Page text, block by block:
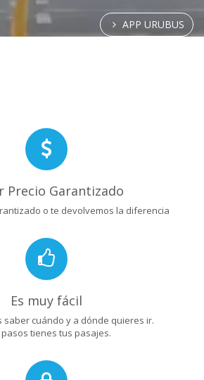
APP URUBUS
Precio Garantizado
o te devolvemos la diferencia
Es muy fácil
saber cuándo y a dónde quieres ir.
pasos tienes tus pasajes.